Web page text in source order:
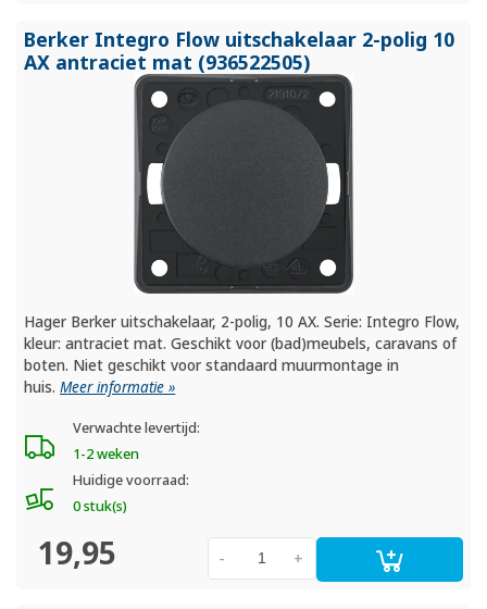
Berker Integro Flow uitschakelaar 2-polig 10
AX antraciet mat (936522505)
Hager Berker uitschakelaar, 2-polig, 10 AX. Serie: Integro Flow,
kleur: antraciet mat. Geschikt voor (bad)meubels, caravans of
boten. Niet geschikt voor standaard muurmontage in
huis.Meer informatie »
Verwachte levertijd:
1-2 weken
Huidige voorraad:
0 stuk(s)
19,95 +
-